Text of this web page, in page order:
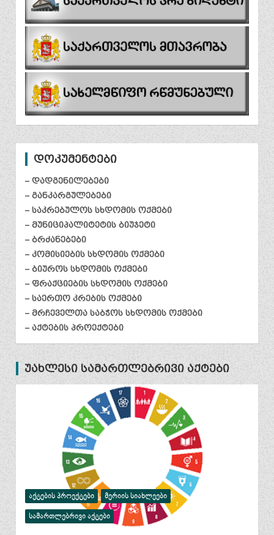
დოკუმენტები
– დადგენილებები
– განკარგულებები
– საკრებულოს სხდომის ოქმები
– მუნიციპალიტეტის ბიუჯეტი
– ბრძანებები
– კომისიების სხდომის ოქმები
– ბიუროს სხდომის ოქმები
– ფრაქციების სხდომის ოქმები
– საერთო კრების ოქმები
– მრჩეველთა საბჭოს სხდომის ოქმები
– აქტების პროექტები
უახლესი სამართლებრივი აქტები
ᲐᲥᲢᲔᲑᲘᲡ ᲞᲠᲝᲔᲥᲢᲔᲑᲘ ᲛᲔᲠᲘᲘᲡ ᲡᲘᲐᲮᲚᲔᲔᲑᲘ
ᲡᲐᲛᲐᲠᲗᲚᲔᲑᲠᲘᲕᲘ ᲐᲥᲢᲔᲑᲘ